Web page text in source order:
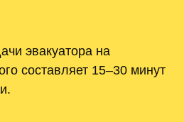
эвакуатора на
составляет 15–30 минут